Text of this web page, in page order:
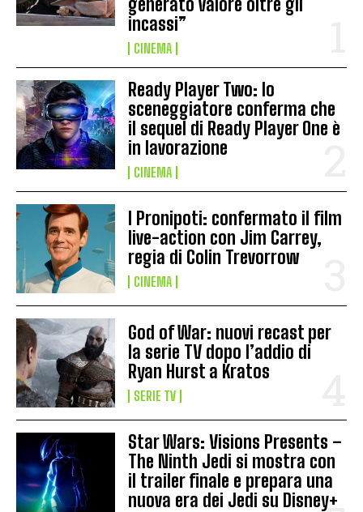
incassi”
CINEMA
Ready Player Two: lo
sceneggiatore conferma che
il sequel di Ready Player One è
in lavorazione
CINEMA
I Pronipoti: confermato il film
live-action con Jim Carrey,
regia di Colin Trevorrow
CINEMA
God of War: nuovi recast per
la serie TV dopo l’addio di
Ryan Hurst a Kratos
SERIE TV
Star Wars: Visions Presents –
The Ninth Jedi si mostra con
il trailer finale e prepara una
nuova era dei Jedi su Disney+